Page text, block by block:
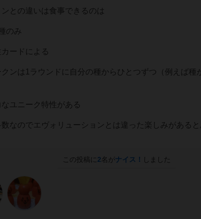
との違いは食事できるのは
のみ
ードによる
クンは1ラウンドに自分の種からひとつずつ（例えば種
ユニーク特性がある
なのでエヴォリューションとは違った楽しみがあると
この投稿に 2名がナイス！ しました